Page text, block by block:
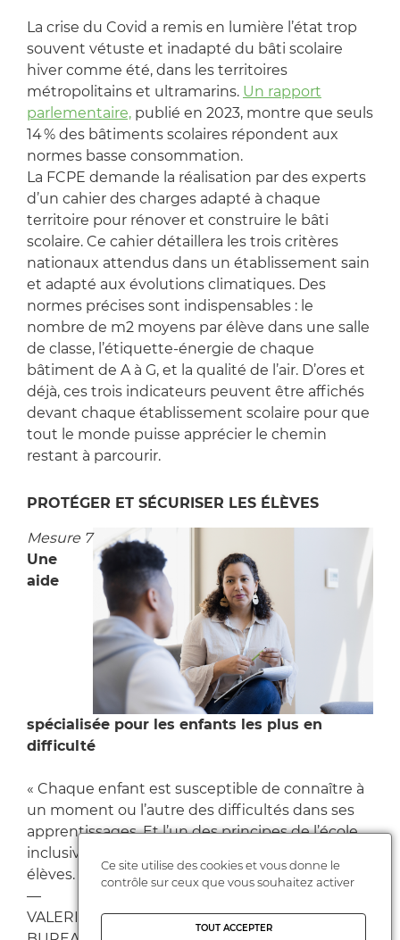
La crise du Covid a remis en lumière l’état trop
souvent vétuste et inadapté du bâti scolaire
hiver comme été, dans les territoires
métropolitains et ultramarins. Un rapport
parlementaire, publié en 2023, montre que seuls
14 % des bâtiments scolaires répondent aux
normes basse consommation.
La FCPE demande la réalisation par des experts
d’un cahier des charges adapté à chaque
territoire pour rénover et construire le bâti
scolaire. Ce cahier détaillera les trois critères
nationaux attendus dans un établissement sain
et adapté aux évolutions climatiques. Des
normes précises sont indispensables : le
nombre de m2 moyens par élève dans une salle
de classe, l’étiquette-énergie de chaque
bâtiment de A à G, et la qualité de l’air. D’ores et
déjà, ces trois indicateurs peuvent être affichés
devant chaque établissement scolaire pour que
tout le monde puisse apprécier le chemin
restant à parcourir.
PROTÉGER ET SÉCURISER LES ÉLÈVES
Mesure 7
Une
aide
spécialisée pour les enfants les plus en
difficulté
« Chaque enfant est susceptible de connaître à
un moment ou l’autre des difficultés dans ses
apprentissages. Et l’un des principes de l’école
inclusive est qu’elle est bénéfique pour tous les
élèves. »
—
VALERIE MAURIN-DULAC, ALORS CHEFFE DU
Ce site utilise des cookies et vous donne le
contrôle sur ceux que vous souhaitez activer
TOUT ACCEPTER